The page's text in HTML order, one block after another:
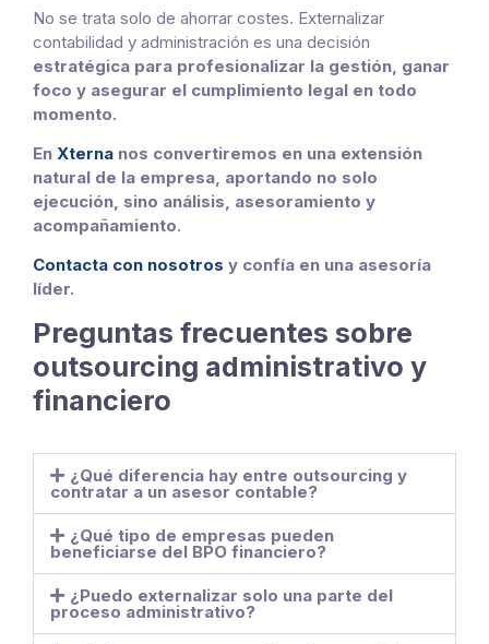
No se trata solo de ahorrar costes. Externalizar
contabilidad y administración es una decisión
estratégica para profesionalizar la gestión, ganar
foco y asegurar el cumplimiento legal en todo
momento.
En Xterna nos convertiremos en una extensión
natural de la empresa, aportando no solo
ejecución, sino análisis, asesoramiento y
acompañamiento.
Contacta con nosotros y confía en una asesoría
líder.
Preguntas frecuentes sobre
outsourcing administrativo y
financiero
¿Qué diferencia hay entre outsourcing y
contratar a un asesor contable?
¿Qué tipo de empresas pueden
beneficiarse del BPO financiero?
¿Puedo externalizar solo una parte del
proceso administrativo?